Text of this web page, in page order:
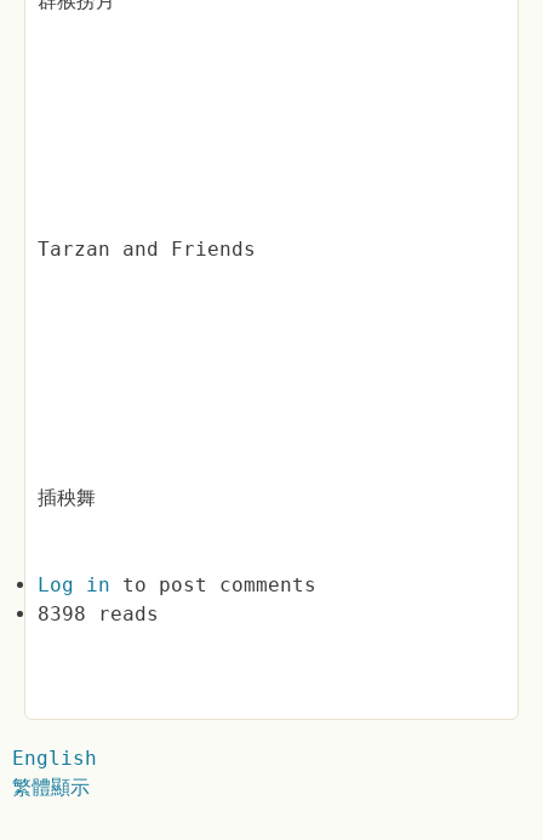
Tarzan and Friends
插秧舞
Log in to post comments
8398 reads
English
繁體顯示